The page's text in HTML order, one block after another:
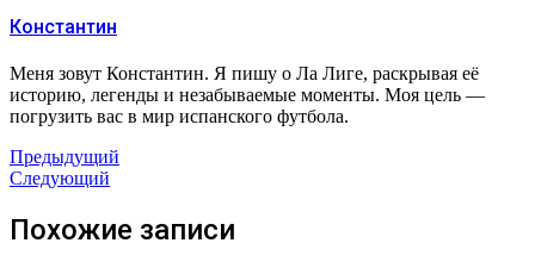
Константин
Меня зовут Константин. Я пишу о Ла Лиге, раскрывая её
историю, легенды и незабываемые моменты. Моя цель —
погрузить вас в мир испанского футбола.
Предыдущий
Следующий
Похожие записи